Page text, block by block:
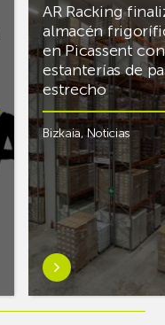
AR Racking
almacén
en Picassent con
estanterías de
estrecho
Bizkaia,Noticias
Saber
más